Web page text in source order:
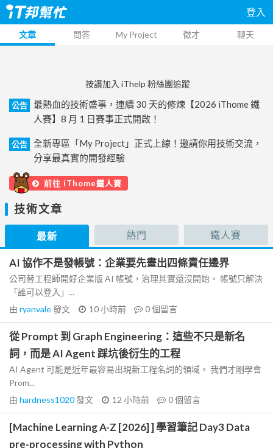
登入
文章 問答 My Project 徵才 聊天
按讚加入 iThelp 粉絲團追蹤
公告
最熱血的技術盛事，連續 30 天的修煉【2026 iThome 鐵
人賽】8 月 1 日賽事正式開啟！
公告
全新專區「My Project」正式上線！邀請你用技術交流，
分享最真實的開發經驗
前往 iThome鐵人賽
技術文章
最新 熱門 鐵人賽
AI 協作不是發帳號：企業要先畫出四條責任邊界
公司替工程師開好企業版 AI 帳號，治理其實還沒開始。 帳號只解決
「誰可以登入」...
由 ryanvale發文 10 小時前 0個留言
從 Prompt 到 Graph Engineering：這些不只是新名
詞，而是 AI Agent 踩坑後衍生的工程
AI Agent 可能是近年最容易出現新工程名詞的領域。 我們才剛學會
Prom...
由 hardness1020發文 12 小時前 0個留言
[Machine Learning A-Z [2026] ] 學習筆記 Day3 Data
pre-processing with Python